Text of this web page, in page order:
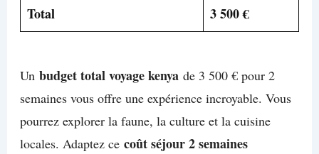
Total 3 500 €
Un budget total voyage kenyade 3 500 € pour 2
semaines vous offre une expérience incroyable. Vous
pourrez explorer la faune, la culture et la cuisine
locales. Adaptez ce coût séjour 2 semaines